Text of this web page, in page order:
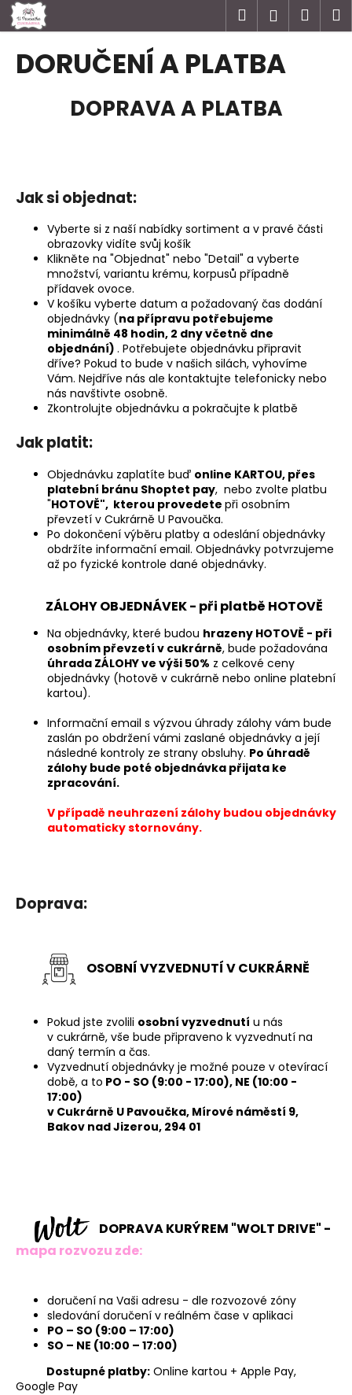
Přejít
na
obsah
Hledat
DORUČENÍ A PLATBA
DOPRAVA A PLATBA
Jak si objednat:
Vyberte si z naší nabídky sortiment a v pravé části
obrazovky vidíte svůj košík
Klikněte na "Objednat" nebo "Detail" a vyberte
množství, variantu krému, korpusů případně
přídavek ovoce.
V košíku vyberte datum a požadovaný čas dodání
objednávky (na přípravu potřebujeme
minimálně 48 hodin, 2 dny včetně dne
objednání) . Potřebujete objednávku připravit
dříve? Pokud to bude v našich silách, vyhovíme
Vám. Nejdříve nás ale kontaktujte telefonicky nebo
nás navštivte osobně.
Zkontrolujte objednávku a pokračujte k platbě
Jak platit:
Objednávku zaplatíte buď online KARTOU, přes
platební bránu Shoptet pay, nebo zvolte platbu
"HOTOVĚ", kterou provedete při osobním
převzetí v Cukrárně U Pavoučka.
Po dokončení výběru platby a odeslání objednávky
obdržíte informační email. Objednávky potvrzujeme
až po fyzické kontrole dané objednávky.
ZÁLOHY OBJEDNÁVEK - při platbě HOTOVĚ
Na objednávky, které budou hrazeny HOTOVĚ - při
osobním převzetí v cukrárně, bude požadována
úhrada ZÁLOHY ve výši 50% z celkové ceny
objednávky (hotově v cukrárně nebo online platební
kartou).
Informační email s výzvou úhrady zálohy vám bude
zaslán po obdržení vámi zaslané objednávky a její
následné kontroly ze strany obsluhy. Po úhradě
zálohy bude poté objednávka přijata ke
zpracování.
V případě neuhrazení zálohy budou objednávky
automaticky stornovány.
Doprava:
OSOBNÍ VYZVEDNUTÍ V CUKRÁRNĚ
Pokud jste zvolili osobní vyzvednutí u nás
v cukrárně, vše bude připraveno k vyzvednutí na
daný termín a čas.
Vyzvednutí objednávky je možné pouze v otevírací
době, a to PO - SO (9:00 - 17:00), NE (10:00 -
17:00)
v Cukrárně U Pavoučka, Mírové náměstí 9,
Bakov nad Jizerou, 294 01
DOPRAVA KURÝREM "WOLT DRIVE" -
mapa rozvozu zde:
doručení na Vaši adresu - dle rozvozové zóny
sledování doručení v reálném čase v aplikaci
PO – SO (9:00 – 17:00)
SO – NE (10:00 – 17:00)
Dostupné platby: Online kartou + Apple Pay,
Google Pay
K
o
ř
e
t
?
HLEDAT